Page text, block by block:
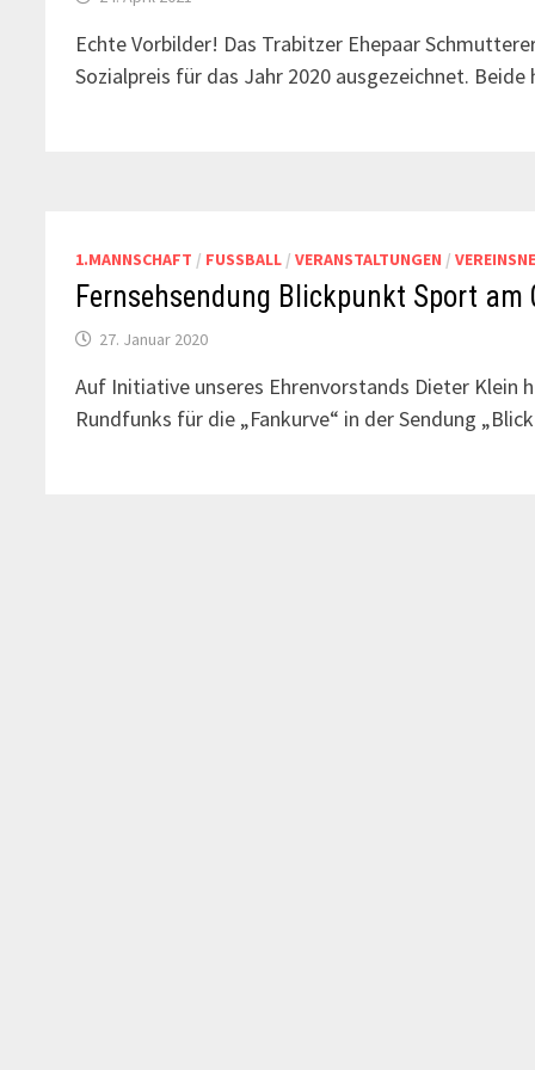
Echte Vorbilder! Das Trabitzer Ehepaar
Sozialpreis für das Jahr 2020 ausgezeichnet.
1.MANNSCHAFT / FUSSBALL /VERANSTALTUNGEN /
Fernsehsendung Blickpunkt Sport am
27. Januar 2020
Auf Initiative unseres Ehrenvorstands Dieter Klein
Rundfunks für die „Fankurve“ in der Sendung